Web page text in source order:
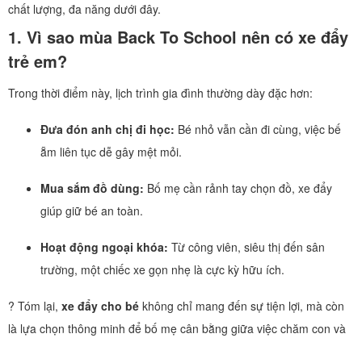
chất lượng, đa năng dưới đây.
1. Vì sao mùa Back To School nên có xe đẩy
trẻ em?
Trong thời điểm này, lịch trình gia đình thường dày đặc hơn:
Đưa đón anh chị đi học: Bé nhỏ vẫn cần đi cùng, việc bế
ẵm liên tục dễ gây mệt mỏi.
Mua sắm đồ dùng: Bố mẹ cần rảnh tay chọn đồ, xe đẩy
giúp giữ bé an toàn.
Hoạt động ngoại khóa: Từ công viên, siêu thị đến sân
trường, một chiếc xe gọn nhẹ là cực kỳ hữu ích.
? Tóm lại, xe đẩy cho bé không chỉ mang đến sự tiện lợi, mà còn
là lựa chọn thông minh để bố mẹ cân bằng giữa việc chăm con và